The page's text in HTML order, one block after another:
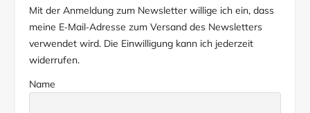
Mit der Anmeldung zum Newsletter willige ich ein, dass
meine E‑Mail‑Adresse zum Versand des Newsletters
verwendet wird. Die Einwilligung kann ich jederzeit
widerrufen.
Name